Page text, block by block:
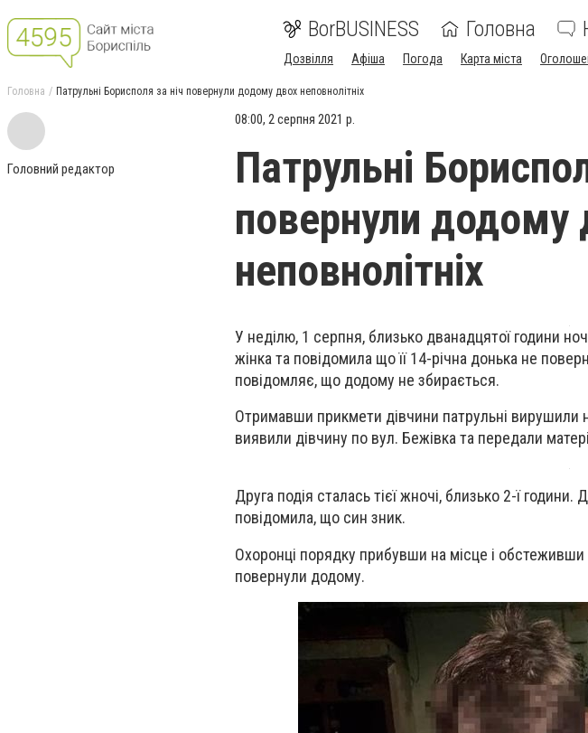
BorBUSINESS Головна
Дозвілля Афіша Погода Карта міста
Головна Патрульні Борисполя за ніч повернули додому двох неповнолітніх
Головний редактор
08:00, 2 серпня 2021 р.
Патрульні
повернули додому
неповнолітніх
У неділю, 1 серпня, близько дванадцятої години
жінка та повідомила що її 14-річна донька не
повідомляє, що додому не збирається.
Отримавши прикмети дівчини патрульні вирушили
виявили дівчину по вул. Бежівка та передали
Друга подія сталась тієї жночі, близько 2-ї години.
повідомила, що син зник.
Охоронці порядку прибувши на місце і
повернули додому.